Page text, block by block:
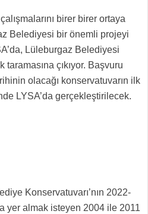
birer birer ortaya
Belediyesi bir önemli projeyi
Lüleburgaz Belediyesi
çıkıyor. Başvuru
olacağı konservatuvarın ilk
LYSA’da gerçekleştirilecek.
Konservatuvarı’nın 2022-
yer almak isteyen 2004 ile 2011